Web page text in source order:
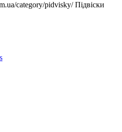
category/pidvisky/Підвіски